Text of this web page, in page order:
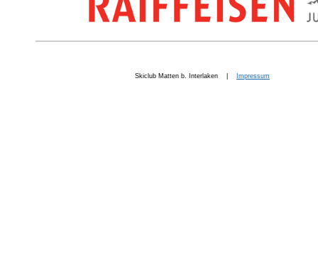
Skiclub Matten b. Interlaken | Impressum